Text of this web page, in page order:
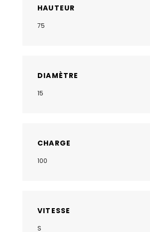
HAUTEUR
75
DIAMÈTRE
15
CHARGE
100
VITESSE
S